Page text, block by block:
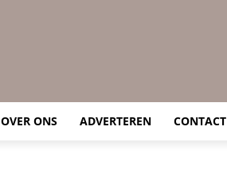
OVER ONS ADVERTEREN CONTACT